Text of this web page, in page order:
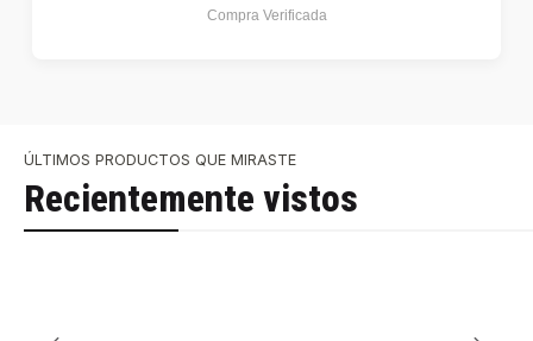
Compra Verificada
ÚLTIMOS PRODUCTOS QUE MIRASTE
Recientemente vistos